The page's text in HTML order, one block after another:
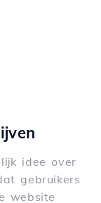
idee over
gebruikers
website